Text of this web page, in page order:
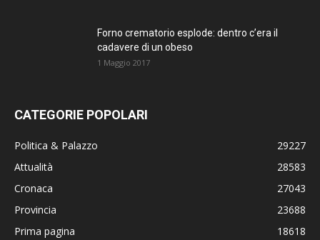
Forno crematorio esplode: dentro c’era il
cadavere di un obeso
1 Maggio 2017
CATEGORIE POPOLARI
Politica & Palazzo
29227
Attualità
28583
Cronaca
27043
Provincia
23688
Prima pagina
18618